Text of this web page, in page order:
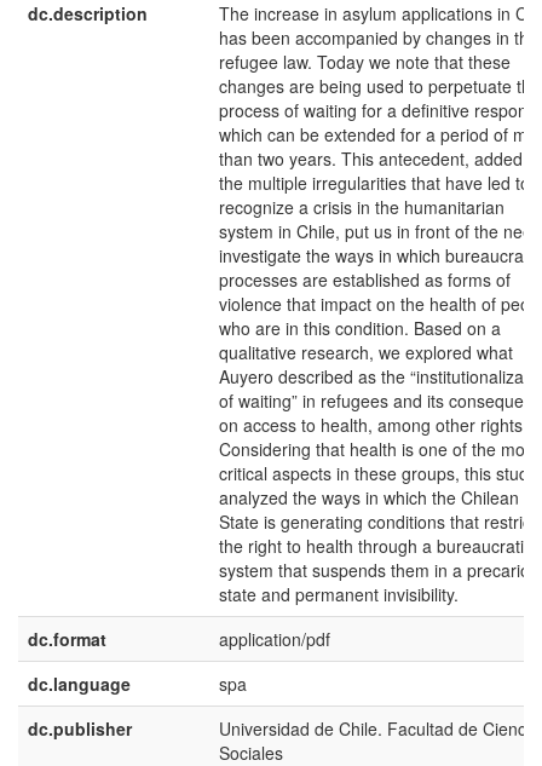
dc.description
The increase in asylum applications in
has been accompanied by changes in the
refugee law. Today we note that these
changes are being used to perpetuate the
process of waiting for a definitive
which can be extended for a period of
than two years. This antecedent, added to
the multiple irregularities that have led to
recognize a crisis in the humanitarian
system in Chile, put us in front of the
investigate the ways in which bureaucratic
processes are established as forms of
violence that impact on the health of
who are in this condition. Based on a
qualitative research, we explored what
Auyero described as the
of waiting” in refugees and its
on access to health, among other rights.
Considering that health is one of the most
critical aspects in these groups, this study
analyzed the ways in which the Chilean
State is generating conditions that restrict
the right to health through a bureaucratic
system that suspends them in a
state and permanent invisibility.
dc.format
application/pdf
dc.language
spa
dc.publisher
Universidad de Chile. Facultad de
Sociales